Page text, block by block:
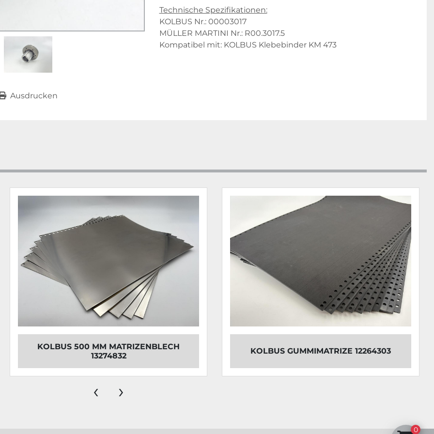
Ausdrucken
Technische Spezifikationen:
KOLBUS Nr.: 00003017
MÜLLER MARTINI Nr.: R00.3017.5
Kompatibel mit: KOLBUS Klebebinder KM 473
KOLBUS 500 MM MATRIZENBLECH
13274832
KOLBUS GUMMIMATRIZE 12264303
‹ ›
0